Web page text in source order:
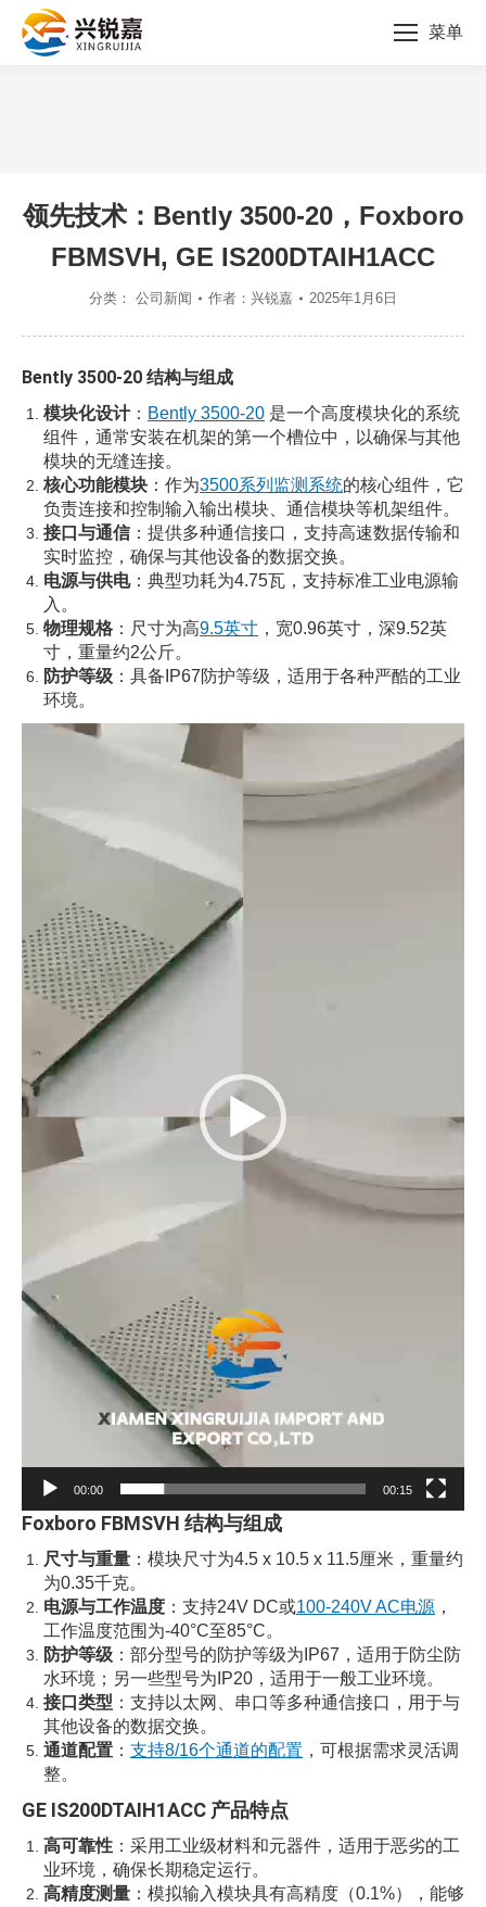
菜单
领先技术：Bently 3500-20，Foxboro
FBMSVH, GE IS200DTAIH1ACC
分类： 公司新闻 作者： 兴锐嘉 2025年1月6日
Bently 3500-20 结构与组成
模块化设计： Bently 3500-20 是一个高度模块化的系统
组件，通常安装在机架的第一个槽位中，以确保与其他
模块的无缝连接。
核心功能模块 ：作为3500系列监测系统的核心组件，它
负责连接和控制输入输出模块、通信模块等机架组件。
接口与通信：提供多种通信接口，支持高速数据传输和
实时监控，确保与其他设备的数据交换。
电源与供电：典型功耗为4.75瓦，支持标准工业电源输
入。
物理规格 ：尺寸为高9.5英寸 ，宽0.96英寸，深9.52英
寸，重量约2公斤。
防护等级 ：具备IP67防护等级，适用于各种严酷的工业
环境。
00:00 00:15
Foxboro FBMSVH 结构与组成
尺寸与重量 ：模块尺寸为4.5 x 10.5 x 11.5厘米，重量约
为0.35千克。
电源与工作温度 ：支持24V DC或100-240V AC电源 ，
工作温度范围为-40°C至85°C。
防护等级 ：部分型号的防护等级为IP67，适用于防尘防
水环境；另一些型号为IP20，适用于一般工业环境。
接口类型 ：支持以太网、串口等多种通信接口，用于与
其他设备的数据交换。
通道配置 ： 支持8/16个通道的配置 ，可根据需求灵活调
整。
GE IS200DTAIH1ACC 产品特点
高可靠性 ：采用工业级材料和元器件，适用于恶劣的工
业环境，确保长期稳定运行。
高精度测量 ：模拟输入模块具有高精度（0.1%），能够